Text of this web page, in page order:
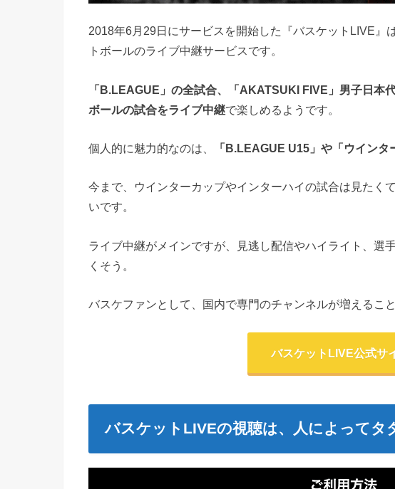
2018年6月29日にサービスを開始した『バスケットLIVE』
トボールのライブ中継サービスです。
「B.LEAGUE」の全試合、「AKATSUKI FIVE」男子日本
ボールの試合をライブ中継で楽しめるようです。
個人的に魅力的なのは、 「B.LEAGUE U15」や「ウイン
今まで、ウインターカップやインターハイの試合は見たく
いです。
ライブ中継がメインですが、見逃し配信やハイライト、選
くそう。
バスケファンとして、国内で専門のチャンネルが増えるこ
バスケットLIVE公式サ
バスケットLIVEの視聴は、人によってタ